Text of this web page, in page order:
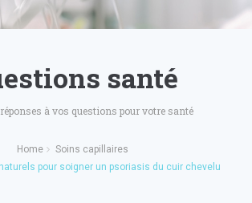
santé
à vos questions pour votre santé
Home
Soins capillaires
pour soigner un psoriasis du cuir chevelu